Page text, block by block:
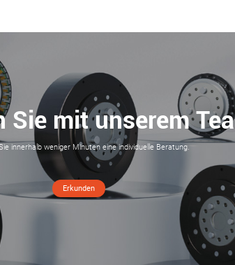
Sie mit unserem
innerhalb weniger Minuten eine individuelle Beratung.
Erkunden